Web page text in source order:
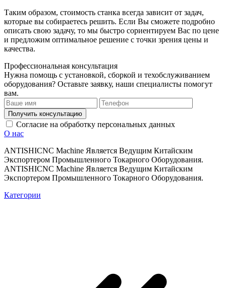
Таким образом, стоимость станка всегда зависит от задач,
которые вы собираетесь решить. Если Вы сможете подробно
описать свою задачу, то мы быстро сориентируем Вас по цене
и предложим оптимальное решение с точки зрения цены и
качества.
Профессиональная консультация
Нужна помощь с установкой, сборкой и техобслуживанием
оборудования? Оставьте заявку, наши специалисты помогут
вам.
Получить консультацию
Согласие на обработку персональных данных
О нас
ANTISHICNC Machine Является Ведущим Китайским
Экспортером Промышленного Токарного Оборудования.
ANTISHICNC Machine Является Ведущим Китайским
Экспортером Промышленного Токарного Оборудования.
Категории